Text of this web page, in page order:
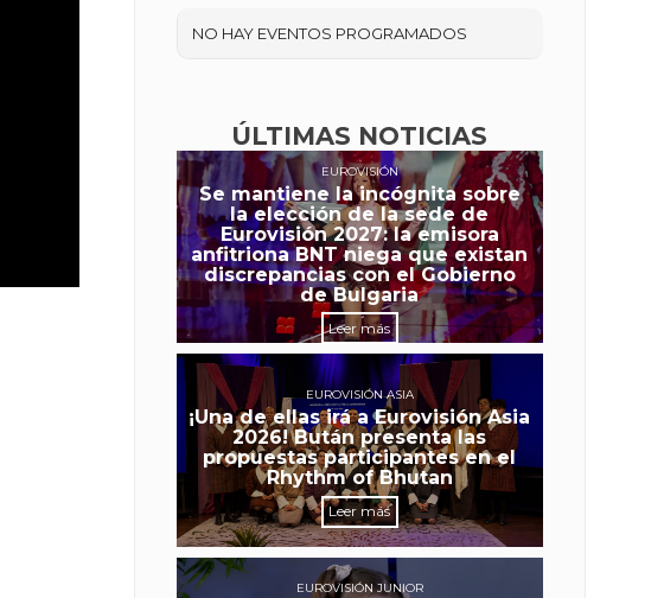
NO HAY EVENTOS PROGRAMADOS
ÚLTIMAS NOTICIAS
EUROVISIÓN
Se mantiene la incógnita sobre
la elección de la sede de
Eurovisión 2027: la emisora
anfitriona BNT niega que existan
discrepancias con el Gobierno
de Bulgaria
Leer más
EUROVISIÓN ASIA
¡Una de ellas irá a Eurovisión Asia
2026! Bután presenta las
propuestas participantes en el
Rhythm of Bhutan
Leer más
EUROVISIÓN JUNIOR